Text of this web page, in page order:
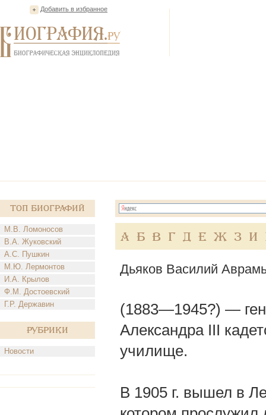
Добавить в избранное
Топ Биографий
М.В. Ломоносов
В.А. Жуковский
А.С. Пушкин
М.Ю. Лермонтов
И.А. Крылов
Ф.М. Достоевский
Г.Р. Державин
Рубрики
Новости
А Б В Г Д Е Ж З И
Дьяков Василий
(1883—1945?) —
Александра III
училище.
В 1905 г. вышел в